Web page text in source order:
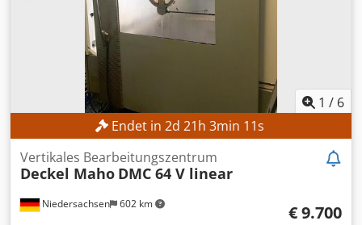
1 / 6
Endet in2d21h3min8s
Niedersachsen 602 km
Vertikales Bearbeitungszentrum
Deckel Maho DMC 64 V linear
€ 9.700